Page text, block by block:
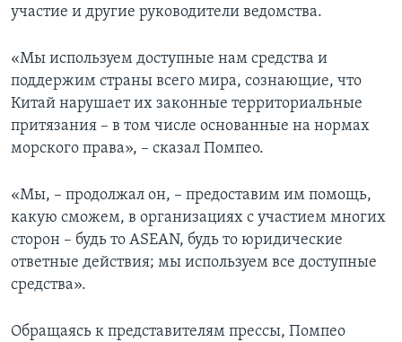
участие и другие руководители ведомства.
«Мы используем доступные нам средства и
поддержим страны всего мира, сознающие, что
Китай нарушает их законные территориальные
притязания – в том числе основанные на нормах
морского права», – сказал Помпео.
«Мы, – продолжал он, – предоставим им помощь,
какую сможем, в организациях с участием многих
сторон – будь то ASEAN, будь то юридические
ответные действия; мы используем все доступные
средства».
Обращаясь к представителям прессы, Помпео